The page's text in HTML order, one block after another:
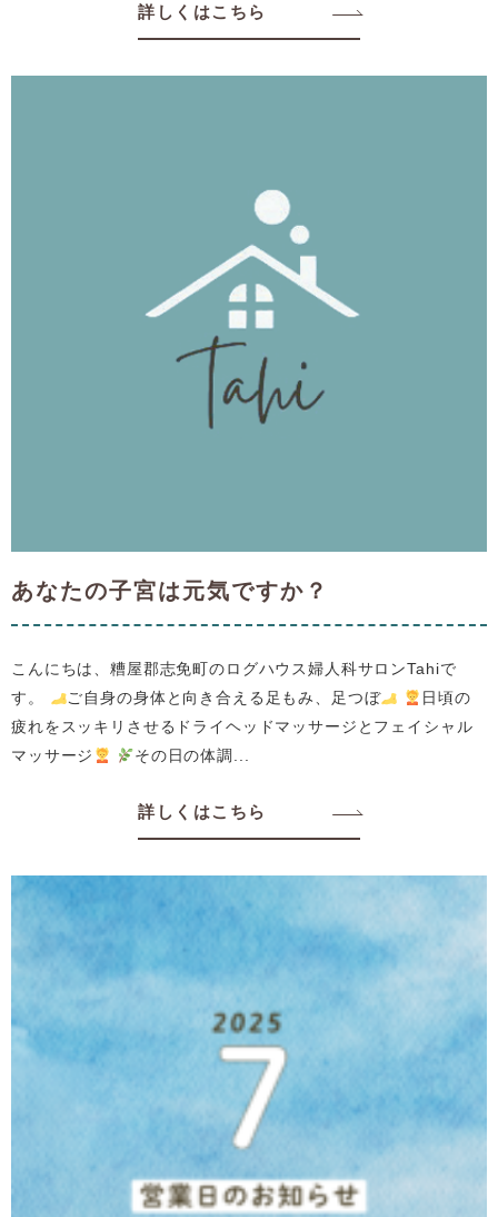
詳しくはこちら
あなたの子宮は元気ですか？
こんにちは、糟屋郡志免町のログハウス婦人科サロンTahiで
す。
ご自身の身体と向き合える足もみ、足つぼ
日頃の
疲れをスッキリさせるドライヘッドマッサージとフェイシャル
マッサージ
その日の体調...
詳しくはこちら